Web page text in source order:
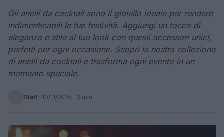
Gli anelli da cocktail sono il gioiello ideale per rendere
indimenticabili le tue festività. Aggiungi un tocco di
eleganza e stile al tuo look con questi accessori unici,
perfetti per ogni occasione. Scopri la nostra collezione
di anelli da cocktail e trasforma ogni evento in un
momento speciale.
Staff · 10/11/2025 · 3 min